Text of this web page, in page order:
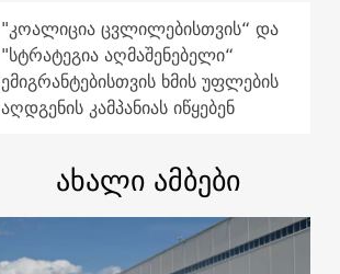
"კოალიცია ცვლილებისთვის“ და
"სტრატეგია აღმაშენებელი“
ემიგრანტებისთვის ხმის უფლების
აღდგენის კამპანიას იწყებენ
ახალი ამბები